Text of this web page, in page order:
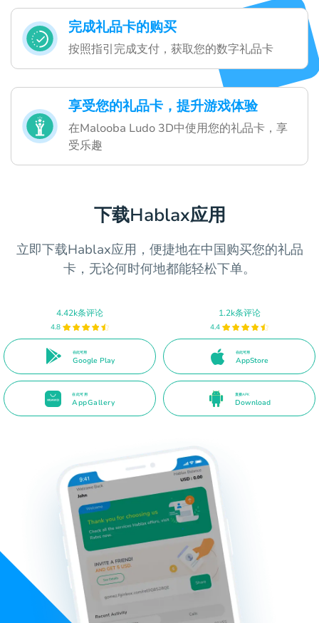
完成礼品卡的购买
按照指引完成支付，获取您的数字礼品卡
享受您的礼品卡，提升游戏体验
在Malooba Ludo 3D中使用您的礼品卡，享
受乐趣
下载Hablax应用
立即下载Hablax应用，便捷地在中国购买您的礼品
卡，无论何时何地都能轻松下单。
4.42k条评论
4.8
在此可用
Google Play
1.2k条评论
4.4
在此可用
AppStore
在此可用
AppGallery
直接APK
Download